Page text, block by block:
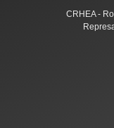
CRHEA -